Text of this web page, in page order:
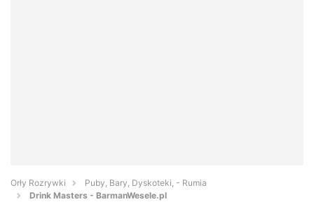
Orły Rozrywki
Puby, Bary, Dyskoteki, - Rumia
Drink Masters - BarmanWesele.pl